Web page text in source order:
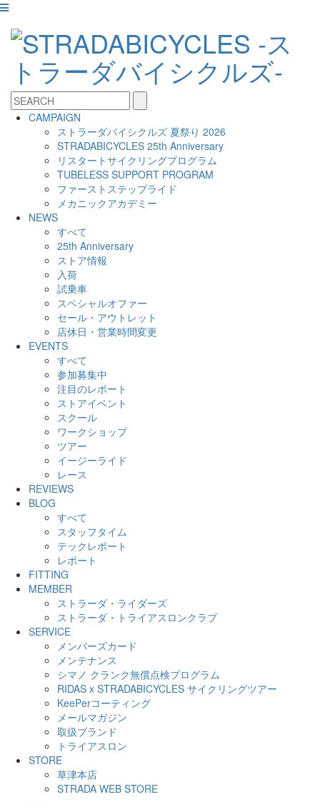
CAMPAIGN
ストラーダバイシクルズ 夏祭り 2026
STRADABICYCLES 25th Anniversary
リスタートサイクリングプログラム
TUBELESS SUPPORT PROGRAM
ファーストステップライド
メカニックアカデミー
NEWS
すべて
25th Anniversary
ストア情報
入荷
試乗車
スペシャルオファー
セール・アウトレット
店休日・営業時間変更
EVENTS
すべて
参加募集中
注目のレポート
ストアイベント
スクール
ワークショップ
ツアー
イージーライド
レース
REVIEWS
BLOG
すべて
スタッフタイム
テックレポート
レポート
FITTING
MEMBER
ストラーダ・ライダーズ
ストラーダ・トライアスロンクラブ
SERVICE
メンバーズカード
メンテナンス
シマノ クランク無償点検プログラム
RIDAS x STRADABICYCLES サイクリングツアー
KeePerコーティング
メールマガジン
取扱ブランド
トライアスロン
STORE
草津本店
STRADA WEB STORE